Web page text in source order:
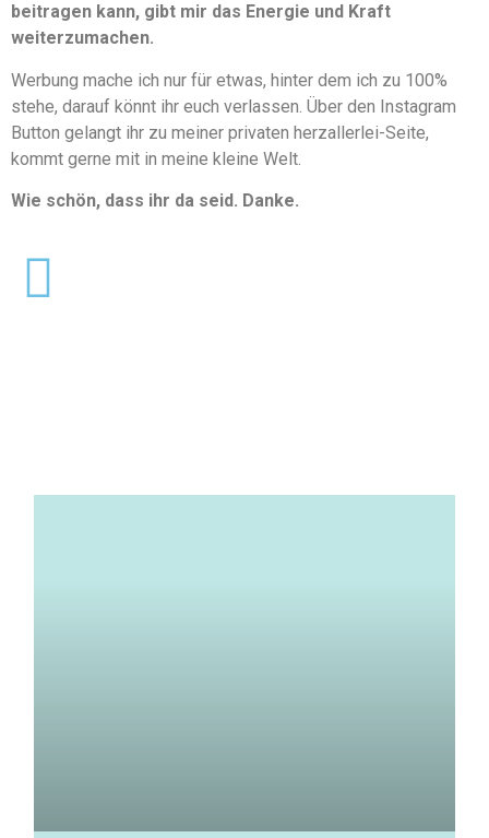
beitragen kann, gibt mir das Energie und Kraft
weiterzumachen.
Werbung mache ich nur für etwas, hinter dem ich zu 100%
stehe, darauf könnt ihr euch verlassen. Über den Instagram
Button gelangt ihr zu meiner privaten herzallerlei-Seite,
kommt gerne mit in meine kleine Welt.
Wie schön, dass ihr da seid. Danke.